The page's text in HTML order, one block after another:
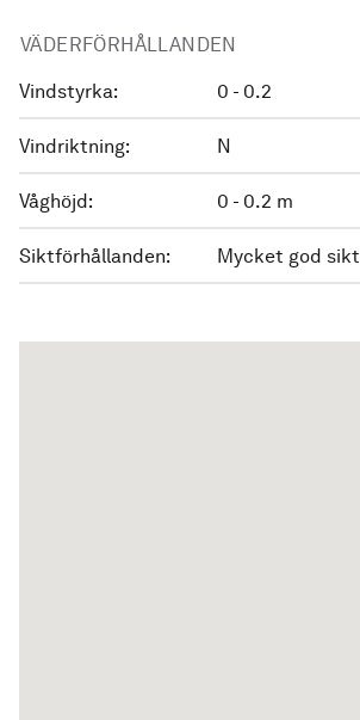
VÄDERFÖRHÅLLANDEN
Vindstyrka: 0 - 0.2
Vindriktning: N
Våghöjd: 0 - 0.2 m
Siktförhållanden: Mycket god sikt